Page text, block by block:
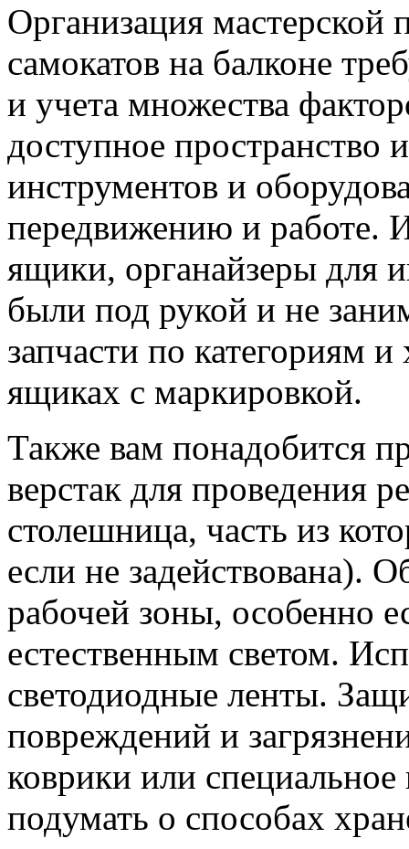
Организация мастерской
самокатов на балконе
и учета множества
доступное пространство
инструментов и
передвижению и работе.
ящики, органайзеры для
были под рукой и не
запчасти по категориям
ящиках с маркировкой.
Также вам понадобится
верстак для проведения
столешница, часть из
если не задействована).
рабочей зоны, особенно
естественным светом.
светодиодные ленты.
повреждений и
коврики или
подумать о способах